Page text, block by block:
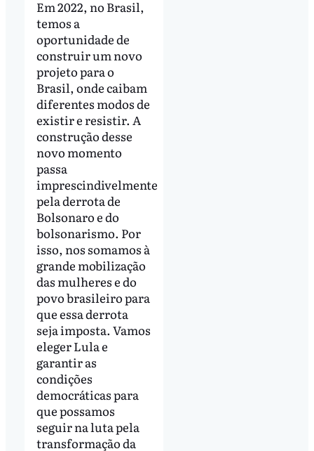
Em 2022, no Brasil,
temos a
oportunidade de
construir um novo
projeto para o
Brasil, onde caibam
diferentes modos de
existir e resistir. A
construção desse
novo momento
passa
imprescindivelmente
pela derrota de
Bolsonaro e do
bolsonarismo. Por
isso, nos somamos à
grande mobilização
das mulheres e do
povo brasileiro para
que essa derrota
seja imposta. Vamos
eleger Lula e
garantir as
condições
democráticas para
que possamos
seguir na luta pela
transformação da